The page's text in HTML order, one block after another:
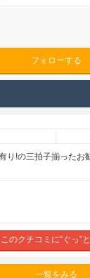
フォローする
り!の三拍子揃った
このクチコミに“ぐっ”
一覧をみる